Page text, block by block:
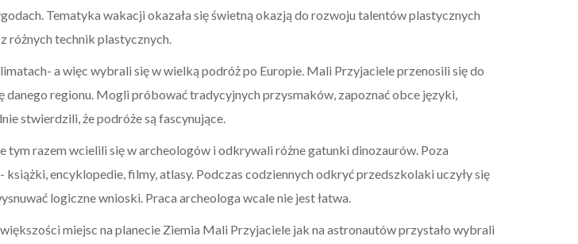
Tematyka wakacji okazała się świetną okazją do rozwoju talentów plastycznych
różnych technik plastycznych.
a więc wybrali się w wielką podróż po Europie. Mali Przyjaciele przenosili się do
regionu. Mogli próbować tradycyjnych przysmaków, zapoznać obce języki,
stwierdzili, że podróże są fascynujące.
razem wcielili się w archeologów i odkrywali różne gatunki dinozaurów. Poza
encyklopedie, filmy, atlasy. Podczas codziennych odkryć przedszkolaki uczyły się
logiczne wnioski. Praca archeologa wcale nie jest łatwa.
miejsc na planecie Ziemia Mali Przyjaciele jak na astronautów przystało wybrali